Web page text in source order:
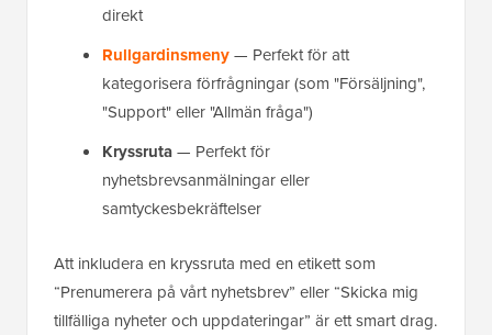
direkt
Rullgardinsmeny— Perfekt för att
kategorisera förfrågningar (som "Försäljning",
"Support" eller "Allmän fråga")
Kryssruta— Perfekt för
nyhetsbrevsanmälningar eller
samtyckesbekräftelser
Att inkludera en kryssruta med en etikett som
“Prenumerera på vårt nyhetsbrev” eller “Skicka mig
tillfälliga nyheter och uppdateringar” är ett smart drag.